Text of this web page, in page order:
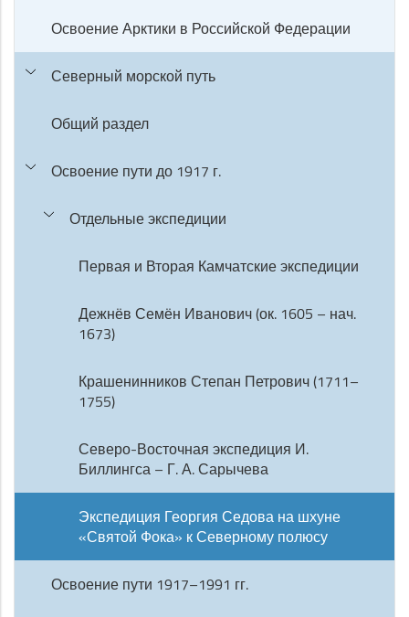
Освоение Арктики в Российской Федерации
Северный морской путь
Общий раздел
Освоение пути до 1917 г.
Отдельные экспедиции
Первая и Вторая Камчатские экспедиции
Дежнёв Семён Иванович (ок. 1605 – нач.
1673)
Крашенинников Степан Петрович (1711–
1755)
Северо-Восточная экспедиция И.
Биллингса – Г. А. Сарычева
Экспедиция Георгия Седова на шхуне
«Святой Фока» к Северному полюсу
Освоение пути 1917–1991 гг.